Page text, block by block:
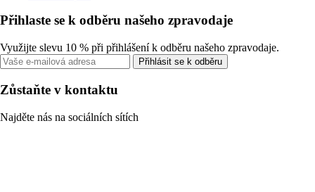
Přihlaste se k odběru našeho zpravodaje
Využijte slevu 10 % při přihlášení k odběru našeho zpravodaje.
Přihlásit se k odběru
Zůstaňte v kontaktu
Najděte nás na sociálních sítích